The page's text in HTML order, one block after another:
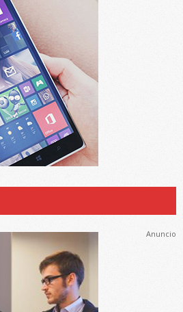
Anuncio